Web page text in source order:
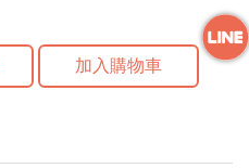
加入購物車